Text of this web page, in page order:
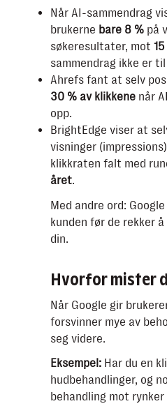
og fanger kunder
søker. Fremover blir
kombinere SEO og
å vinne i den nye AI-
søkehverdagen.
Når AI-sammendrag
brukerne bare 8 % på
søkeresultater, mot
sammendrag ikke er
Ahrefs fant at selv
30 % av klikkene når
opp.
BrightEdge viser at
visninger
klikkraten falt med
året.
Med andre ord:
kunden før de rekker
din.
Hvorfor mister
Når Google gir
forsvinner mye av
seg videre.
Eksempel: Har du en
hudbehandlinger, og
behandling mot